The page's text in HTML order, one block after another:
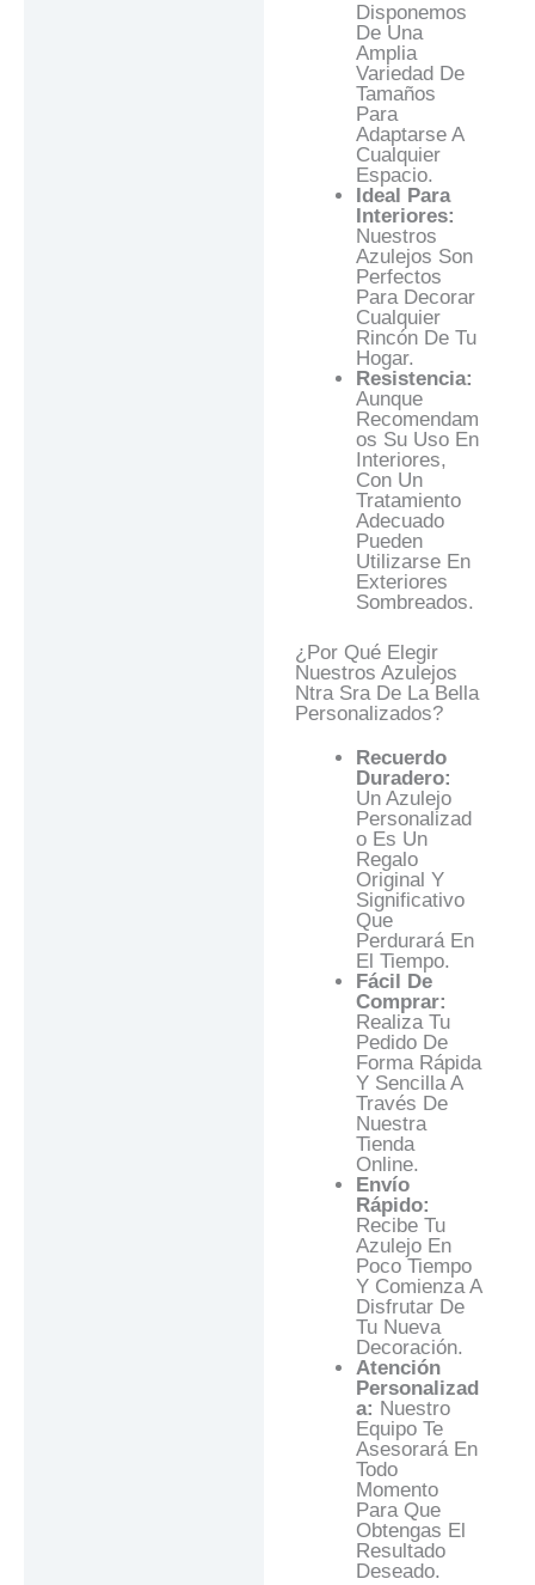
Disponemos
De Una
Amplia
Variedad De
Tamaños
Para
Adaptarse A
Cualquier
Espacio.
Ideal Para
Interiores:
Nuestros
Azulejos Son
Perfectos
Para Decorar
Cualquier
Rincón De Tu
Hogar.
Resistencia:
Aunque
Recomendam
Os Su Uso En
Interiores,
Con Un
Tratamiento
Adecuado
Pueden
Utilizarse En
Exteriores
Sombreados.
¿Por Qué Elegir
Nuestros Azulejos
Ntra Sra De La Bella
Personalizados?
Recuerdo
Duradero:
Un Azulejo
Personalizad
O Es Un
Regalo
Original Y
Significativo
Que
Perdurará En
El Tiempo.
Fácil De
Comprar:
Realiza Tu
Pedido De
Forma Rápida
Y Sencilla A
Través De
Nuestra
Tienda
Online.
Envío
Rápido:
Recibe Tu
Azulejo En
Poco Tiempo
Y Comienza A
Disfrutar De
Tu Nueva
Decoración.
Atención
Personalizad
A: Nuestro
Equipo Te
Asesorará En
Todo
Momento
Para Que
Obtengas El
Resultado
Deseado.